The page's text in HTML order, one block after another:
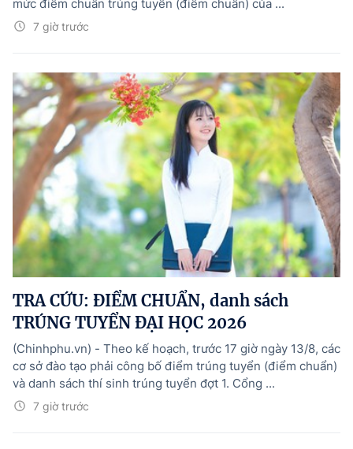
7 giờ trước
mức điểm chuẩn trúng tuyển (điểm chuẩn) của ...
TRA CỨU: ĐIỂM CHUẨN, danh sách
TRÚNG TUYỂN ĐẠI HỌC 2026
7 giờ trước
(Chinhphu.vn) - Theo kế hoạch, trước 17 giờ ngày 13/8, các
cơ sở đào tạo phải công bố điểm trúng tuyển (điểm chuẩn)
và danh sách thí sinh trúng tuyển đợt 1. Cổng ...